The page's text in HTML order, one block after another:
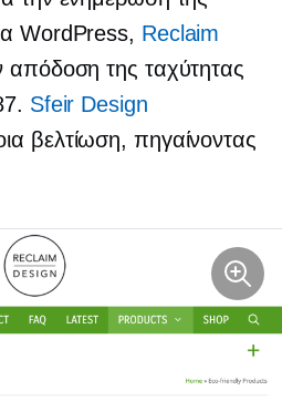
WordPress, Reclaim
απόδοση της ταχύτητας
Sfeir Design
βελτίωση, πηγαίνοντας